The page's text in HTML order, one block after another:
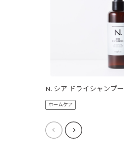
N. シア ドライシャンプー
ホームケア